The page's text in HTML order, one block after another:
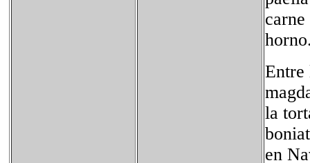
Entre
la
en